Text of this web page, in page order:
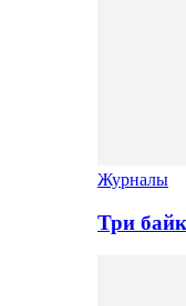
Журналы
Три